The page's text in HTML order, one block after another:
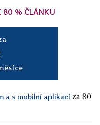
80 % ČLÁNKU
a s mobilní aplikací za 80